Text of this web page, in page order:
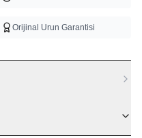
Orijinal Urun Garantisi